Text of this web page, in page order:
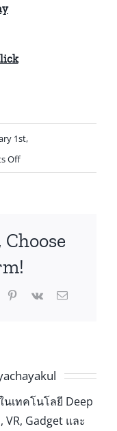
1st,
Off
เทคโนโลยี Deep
Gadget และ